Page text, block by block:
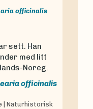
officinalis
sett. Han
med litt
Noreg.
officinalis
Naturhistorisk